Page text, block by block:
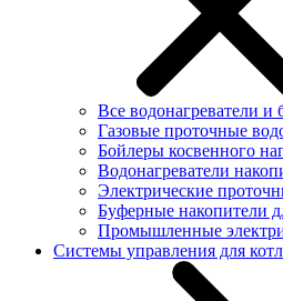
Все водонагреватели и
Газовые проточные
Бойлеры косвенного
Водонагреватели
Электрические
Буферные накопители
Промышленные
Системы управления для